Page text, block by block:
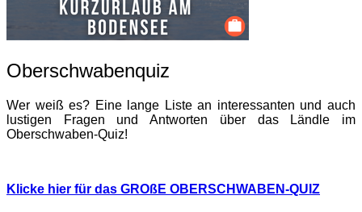
Oberschwabenquiz
Wer weiß es? Eine lange Liste an interessanten und auch
lustigen Fragen und Antworten über das Ländle im
Oberschwaben-Quiz!
Klicke hier für das GROßE OBERSCHWABEN-QUIZ